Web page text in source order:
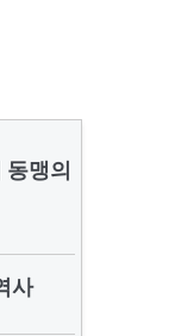
맹의
사